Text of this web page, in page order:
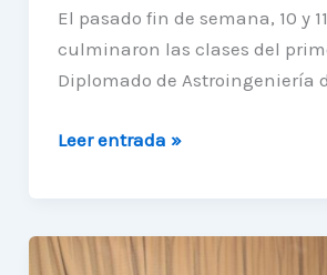
El pasado fin de semana, 10 y
culminaron las clases del
Diplomado de Astroingeniería
Finaliza
primer
Diplomado
Leer entrada »